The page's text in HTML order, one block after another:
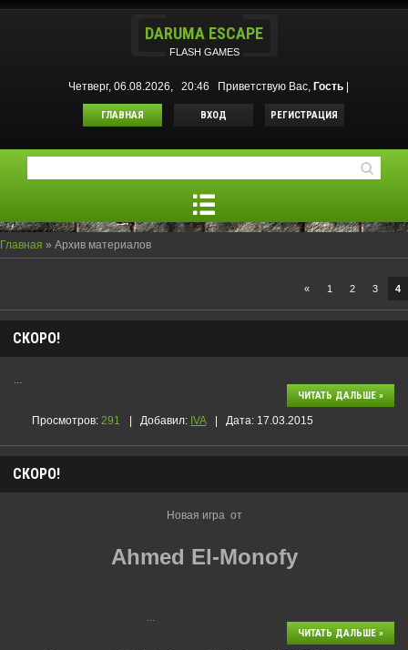
DARUMA ESCAPE
FLASH GAMES
Четверг, 06.08.2026, 20:46 Приветствую Вас, Гость
ГЛАВНАЯ ВХОД РЕГИСТРАЦИЯ
Главная » Архив материалов
« 1 2 3 4
СКОРО!
ЧИТАТЬ ДАЛЬШЕ »
Просмотров: 291 | Добавил: IVA | Дата: 17.03.2015
СКОРО!
Новая игра от
Ahmed El-Monofy
...
ЧИТАТЬ ДАЛЬШЕ »